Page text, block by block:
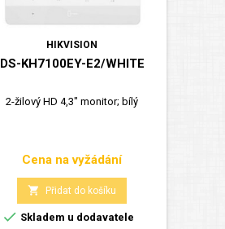
HIKVISION
DS-KH7100EY-E2/WHITE
2-žilový HD 4,3" monitor; bílý
Cena
Cena na vyžádání
 Přidat do košíku
 Skladem u dodavatele